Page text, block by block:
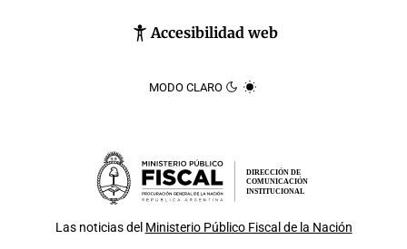
Accesibilidad web
MODO CLARO
DIRECCIÓN DE
COMUNICACIÓN
INSTITUCIONAL
Las noticias del Ministerio Público Fiscal de la Nación